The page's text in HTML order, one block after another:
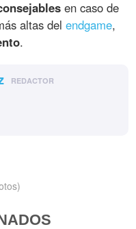
en caso de
altas delendgame,
.
REDACTOR